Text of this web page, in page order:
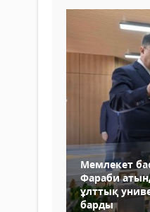
Мемлекет
Фараби
ұлттық
барды